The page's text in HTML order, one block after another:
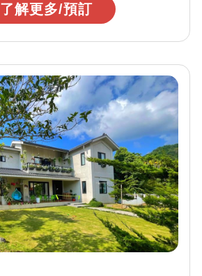
了解更多/預訂